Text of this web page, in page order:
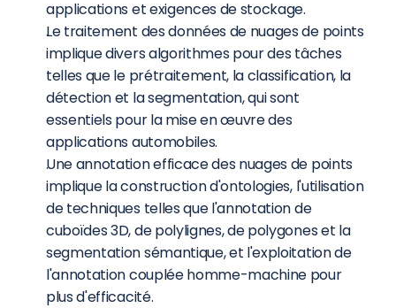
applications et exigences de stockage.
Le traitement des données de nuages de points
implique divers algorithmes pour des tâches
telles que le prétraitement, la classification, la
détection et la segmentation, qui sont
essentiels pour la mise en œuvre des
applications automobiles.
Une annotation efficace des nuages de points
implique la construction d'ontologies, l'utilisation
de techniques telles que l'annotation de
cuboïdes 3D, de polylignes, de polygones et la
segmentation sémantique, et l'exploitation de
l'annotation couplée homme-machine pour
plus d'efficacité.